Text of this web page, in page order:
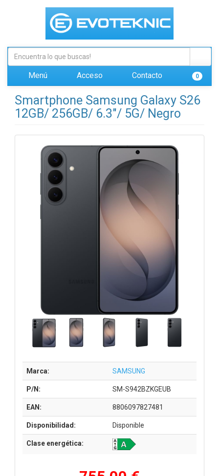
Menú Acceso Contacto 0
Smartphone Samsung Galaxy S26
12GB/ 256GB/ 6.3"/ 5G/ Negro
Marca: SAMSUNG
P/N: SM-S942BZKGEUB
EAN: 8806097827481
Disponibilidad: Disponible
Clase energética: